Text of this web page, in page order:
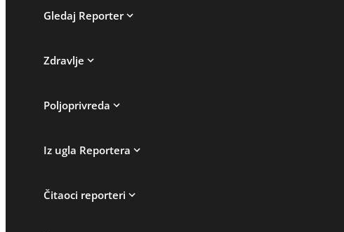
Gledaj Reporter
Zdravlje
Poljoprivreda
Iz ugla Reportera
Čitaoci reporteri